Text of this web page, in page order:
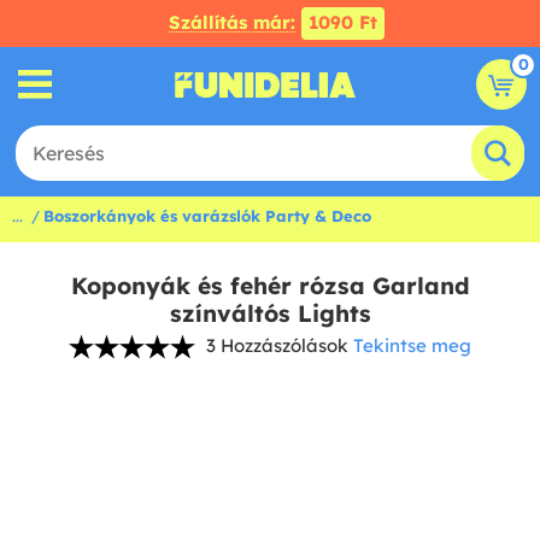
Szállítás már: 1090 Ft
0
... Boszorkányok és varázslók Party & Deco
Koponyák és fehér rózsa Garland
színváltós Lights
3 Hozzászólások Tekintse meg